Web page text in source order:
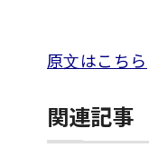
原文はこちら
関連記事